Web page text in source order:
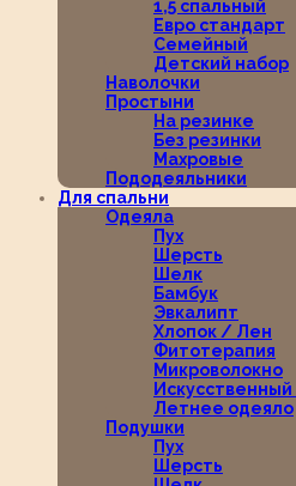
1,5 спальный
Евро стандарт
Семейный
Детский набор
Наволочки
Простыни
На резинке
Без резинки
Махровые
Пододеяльники
Для спальни
Одеяла
Пух
Шерсть
Шелк
Бамбук
Эвкалипт
Хлопок / Лен
Фитотерапия
Микроволокно
Искусственный
Летнее одеяло
Подушки
Пух
Шерсть